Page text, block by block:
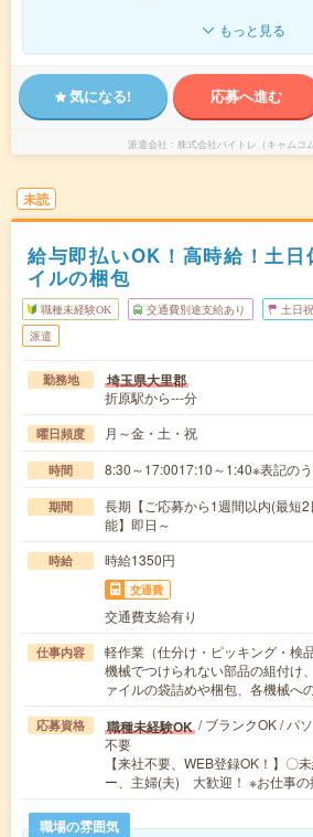
もっと見る
気になる! 応募へ進む
派遣会社 株式会社バイトレ（キャムコ
未読
給与即払いOK！高時給！土日
イルの梱包
職種未経験OK 交通費別途支給あり 土日
派遣
勤務地 埼玉県大里郡
折原駅から---分
曜日頻度 月～金・土・祝
時間 8:30～17:0017:10～1:40※表記のう
期間
長期【ご応募から1週間以内(最短
能】即日～
時給 時給1350円
交通費
交通費支給有り
仕事内容
軽作業（仕分け・ピッキング・検
機械でつけられない部品の組付け
ァイルの袋詰めや梱包、各機械へ
応募資格 職種未経験OK / ブランクOK / パ
不要
【来社不要、WEB登録OK！】〇
ー、主婦(夫) 大歓迎！ ※お仕事
職場の雰囲気